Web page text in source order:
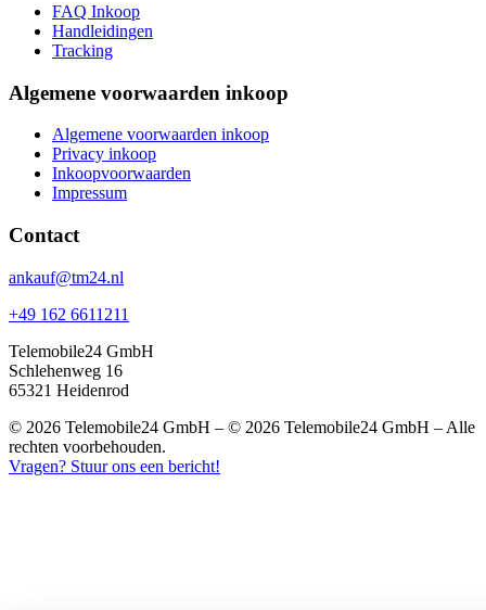
FAQ Inkoop
Handleidingen
Tracking
Algemene voorwaarden inkoop
Algemene voorwaarden inkoop
Privacy inkoop
Inkoopvoorwaarden
Impressum
Contact
ankauf@tm24.nl
+49 162 6611211
Telemobile24 GmbH
Schlehenweg 16
65321 Heidenrod
© 2026 Telemobile24 GmbH – © 2026 Telemobile24 GmbH – Alle
rechten voorbehouden.
Vragen? Stuur ons een bericht!